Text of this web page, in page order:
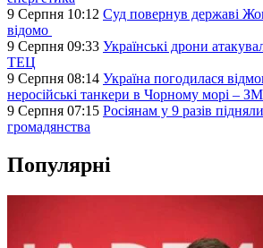
9 Серпня 10:12 Суд повернув державі
відомо
9 Серпня 09:33 Українські дрони
ТЕЦ
9 Серпня 08:14 Україна погодилася
неросійські танкери в Чорному морі –
9 Серпня 07:15 Росіянам у 9 разів
громадянства
Популярні